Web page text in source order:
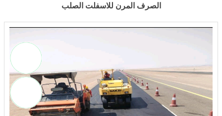
الصرف المرن للاسفلت الصلب